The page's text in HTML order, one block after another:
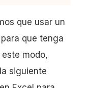
que usar un
que tenga
modo,
siguiente